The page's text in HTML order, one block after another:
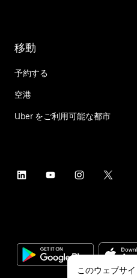
移動
予約する
空港
Uber をご利用可能な都市
このウェブサ